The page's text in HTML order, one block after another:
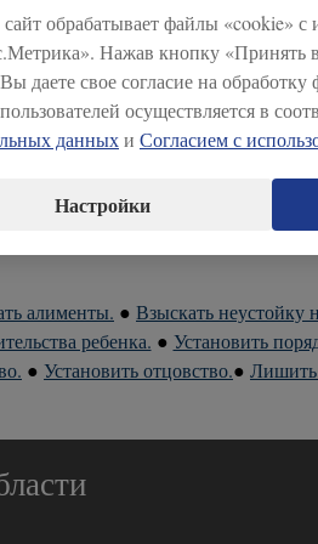
обрабатывает файлы «cookie» с
Нажав кнопку «Принять
даете свое согласие на
осуществляется в
данныхи Согласием с
Настройки
Категория граждан
на душу населения
трудоспособное
население
дети
алименты. ● Взыскать неустойку
ребенка. ● Установить
● Установить отцовство.● Лишить